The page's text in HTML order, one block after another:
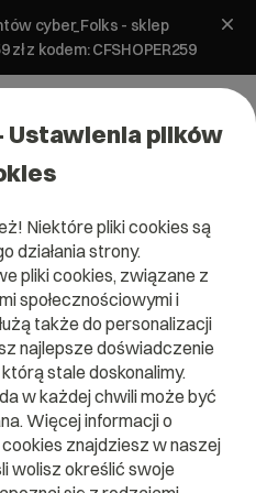
cyber_Folks - sklep
z kodem: CFSHOPER259
Ustawienia plików
Niektóre pliki cookies są
działania strony.
pliki cookies, związane z
społecznościowymi i
także do personalizacji
najlepsze doświadczenie
stale doskonalimy.
w każdej chwili może być
Więcej informacji o
znajdziesz w naszej
wolisz określić swoje